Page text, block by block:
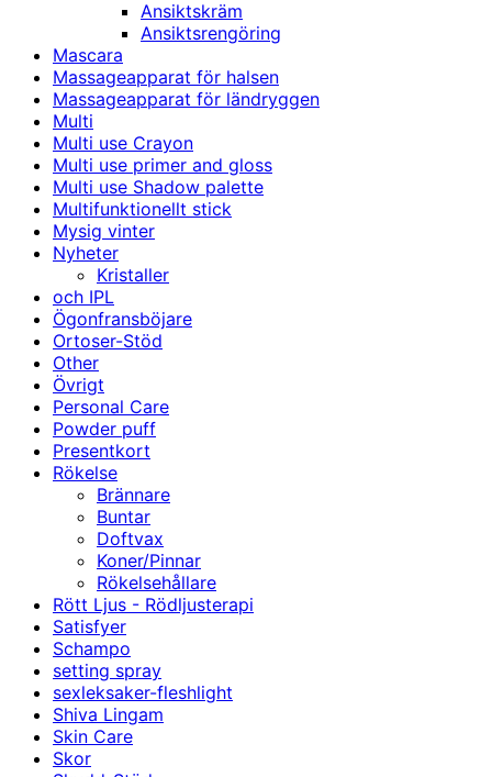
Ansiktskräm
Ansiktsrengöring
Mascara
Massageapparat för halsen
Massageapparat för ländryggen
Multi
Multi use Crayon
Multi use primer and gloss
Multi use Shadow palette
Multifunktionellt stick
Mysig vinter
Nyheter
Kristaller
och IPL
Ögonfransböjare
Ortoser-Stöd
Other
Övrigt
Personal Care
Powder puff
Presentkort
Rökelse
Brännare
Buntar
Doftvax
Koner/Pinnar
Rökelsehållare
Rött Ljus - Rödljusterapi
Satisfyer
Schampo
setting spray
sexleksaker-fleshlight
Shiva Lingam
Skin Care
Skor